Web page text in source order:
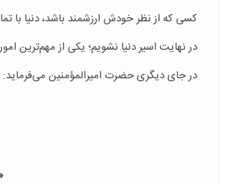
کسی که از نظر خودش ارزشمند باشد، دنیا با
در نهایت اسیر دنیا نشویم؛ یکی از
در جای دیگری حضرت امیرالمؤمنین می‌فرماید: